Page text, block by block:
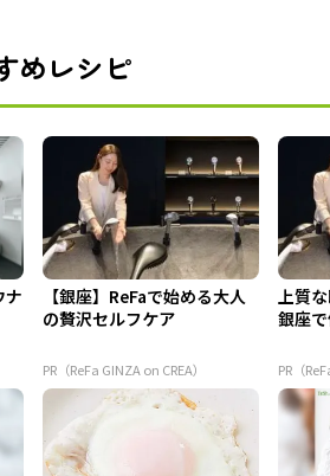
めレシピ
ナ
【銀座】ReFaで始める大人
の贅沢セルフケア
PR（ReFa GINZA on CREA）
上質
銀座
PR（